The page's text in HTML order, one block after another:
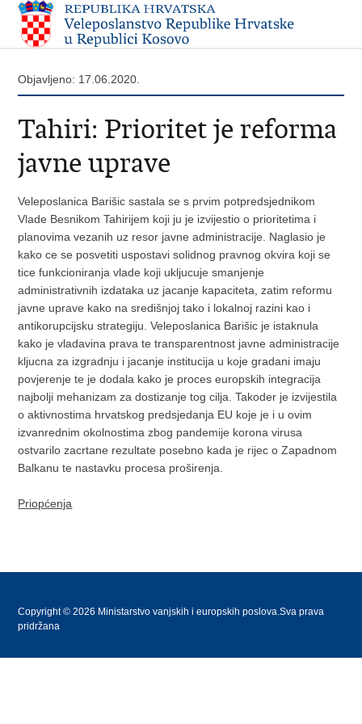
Objavljeno: 17.06.2020.
Tahiri: Prioritet je reforma
javne uprave
Veleposlanica Barišic sastala se s prvim potpredsjednikom
Vlade Besnikom Tahirijem koji ju je izvijestio o prioritetima i
planovima vezanih uz resor javne administracije. Naglasio je
kako ce se posvetiti uspostavi solidnog pravnog okvira koji se
tice funkcioniranja vlade koji ukljucuje smanjenje
administrativnih izdataka uz jacanje kapaciteta, zatim reformu
javne uprave kako na središnjoj tako i lokalnoj razini kao i
antikorupcijsku strategiju. Veleposlanica Barišic je istaknula
kako je vladavina prava te transparentnost javne administracije
kljucna za izgradnju i jacanje institucija u koje gradani imaju
povjerenje te je dodala kako je proces europskih integracija
najbolji mehanizam za dostizanje tog cilja. Takoder je izvijestila
o aktivnostima hrvatskog predsjedanja EU koje je i u ovim
izvanrednim okolnostima zbog pandemije korona virusa
ostvarilo zacrtane rezultate posebno kada je rijec o Zapadnom
Balkanu te nastavku procesa proširenja.
Priopćenja
Copyright © 2026 Ministarstvo vanjskih i europskih poslova.Sva prava
pridržana